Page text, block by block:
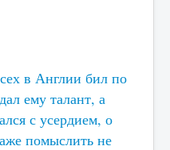
в Англии бил по
ему талант, а
с усердием, о
помыслить не